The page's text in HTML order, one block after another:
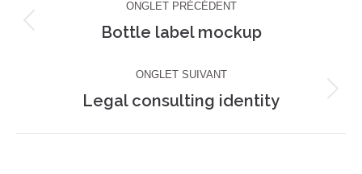
de
commentaire
ONGLET PRÉCÉDENT
Onglet
Bottle label mockup
ONGLET SUIVANT
Projets
Legal consulting identity